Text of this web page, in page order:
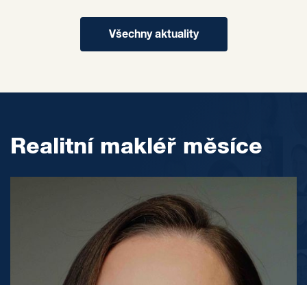
Všechny aktuality
Realitní makléř měsíce